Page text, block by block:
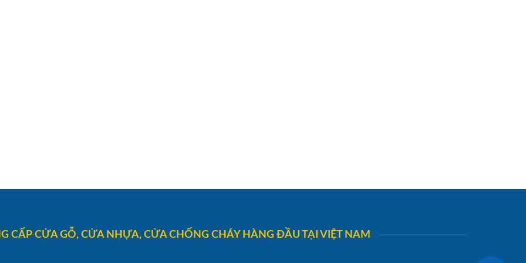
CẤP CỬA GỖ, CỬA NHỰA, CỬA CHỐNG CHÁY HÀNG ĐẦU TẠI VIỆT NAM